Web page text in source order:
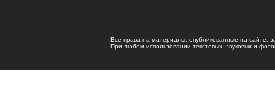
Все права на материалы, опубликованные на сайте,
При любом использовании текстовых, звуковых и